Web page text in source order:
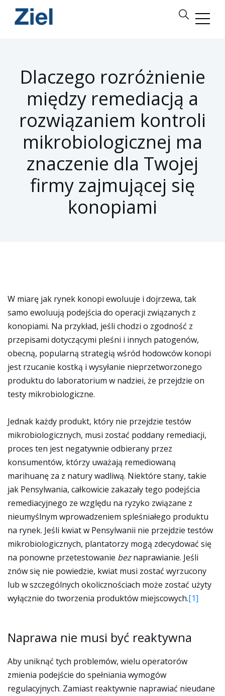
Dlaczego rozróżnienie
między remediacją a
rozwiązaniem kontroli
mikrobiologicznej ma
znaczenie dla Twojej
firmy zajmującej się
konopiami
W miarę jak rynek konopi ewoluuje i dojrzewa, tak
samo ewoluują podejścia do operacji związanych z
konopiami. Na przykład, jeśli chodzi o zgodność z
przepisami dotyczącymi pleśni i innych patogenów,
obecną, popularną strategią wśród hodowców konopi
jest rzucanie kostką i wysyłanie nieprzetworzonego
produktu do laboratorium w nadziei, że przejdzie on
testy mikrobiologiczne.
Jednak każdy produkt, który nie przejdzie testów
mikrobiologicznych, musi zostać poddany remediacji,
proces ten jest negatywnie odbierany przez
konsumentów, którzy uważają remediowaną
marihuanę za z natury wadliwą. Niektóre stany, takie
jak Pensylwania, całkowicie zakazały tego podejścia
remediacyjnego ze względu na ryzyko związane z
nieumyślnym wprowadzeniem spleśniałego produktu
na rynek. Jeśli kwiat w Pensylwanii nie przejdzie testów
mikrobiologicznych, plantatorzy mogą zdecydować się
na ponowne przetestowanie beznaprawianie. Jeśli
znów się nie powiedzie, kwiat musi zostać wyrzucony
lub w szczególnych okolicznościach może zostać użyty
wyłącznie do tworzenia produktów miejscowych.[1]
Naprawa nie musi być reaktywna
Aby uniknąć tych problemów, wielu operatorów
zmienia podejście do spełniania wymogów
regulacyjnych. Zamiast reaktywnie naprawiać nieudane